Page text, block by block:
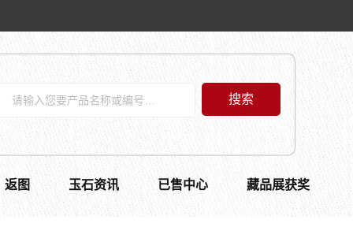
搜索
返图 玉石资讯 已售中心 藏品展获奖